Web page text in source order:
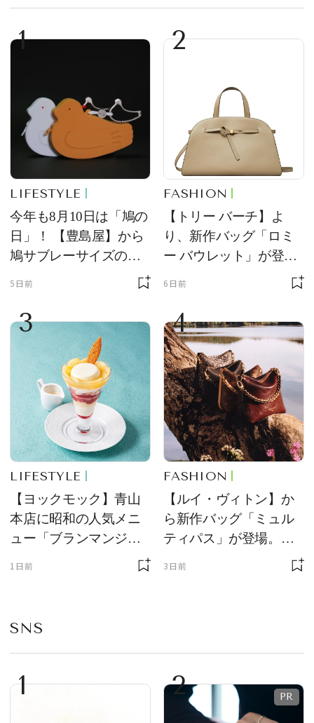
1
LIFESTYLE
今年も8月10日は「鳩の
日」！ 【豊島屋】から
鳩サブレーサイズのポ
ーチ「はとっこ」を限
5日前
2
FASHION
【トリー バーチ】よ
り、新作バッグ「ロミ
ー バウレット」が登
場！ デザイン性と収納
6日前
3
LIFESTYLE
【ヨックモック】青山
本店に昭和の人気メニ
ュー「ブランマンジ
ェ」「ダックワーズ」
1日前
4
FASHION
【ルイ・ヴィトン】か
ら新作バッグ「ミュル
ティパス」が登場。ミ
ニサイズもラインナッ
3日前
SNS
1 2